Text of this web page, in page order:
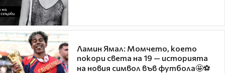
Ламин Ямал: Момчето, което
покори света на 19 — историята
на новия символ във футбола🤩⚽